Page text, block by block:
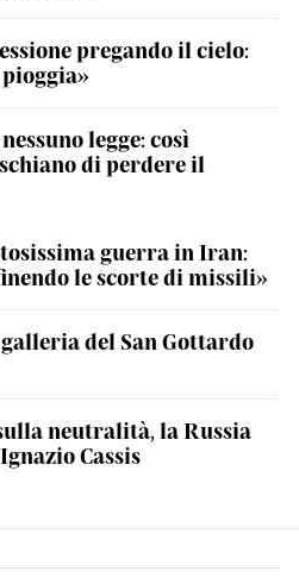
pregando il cielo:
legge: così
di perdere il
guerra in Iran:
le scorte di missili»
del San Gottardo
neutralità, la Russia
Cassis